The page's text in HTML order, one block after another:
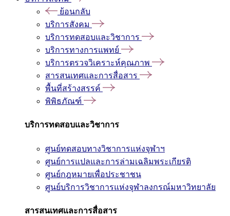
ย้อนกลับ
บริการสังคม
บริการทดสอบและวิชาการ
บริการทางการแพทย์
บริการตรวจวิเคราะห์คุณภาพ
สารสนเทศและการสื่อสาร
พื้นที่สร้างสรรค์
พิพิธภัณฑ์
บริการทดสอบและวิชาการ
ศูนย์ทดสอบทางวิชาการแห่งจุฬาฯ
ศูนย์การแปลและการล่ามเฉลิมพระเกียรติ
ศูนย์กฎหมายเพื่อประชาชน
ศูนย์บริการวิชาการแห่งจุฬาลงกรณ์มหาวิทยาลัย
สารสนเทศและการสื่อสาร